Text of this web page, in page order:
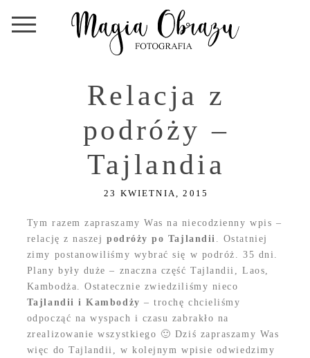
Relacja z
podróży –
Tajlandia
23 KWIETNIA, 2015
Tym razem zapraszamy Was na niecodzienny wpis –
relację z naszej podróży po Tajlandii
. Ostatniej
zimy postanowiliśmy wybrać się w podróż. 35 dni.
Plany były duże – znaczna część Tajlandii, Laos,
Kambodża. Ostatecznie zwiedziliśmy nieco
Tajlandii i Kambodży – trochę chcieliśmy
odpocząć na wyspach i czasu zabrakło na
zrealizowanie wszystkiego 🙂 Dziś zapraszamy Was
więc do Tajlandii, w kolejnym wpisie odwiedzimy